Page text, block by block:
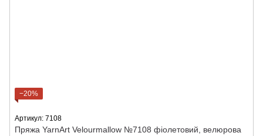
−20%
Артикул: 7108
Пряжа YarnArt Velourmallow №7108 фіолетовий, велюрова